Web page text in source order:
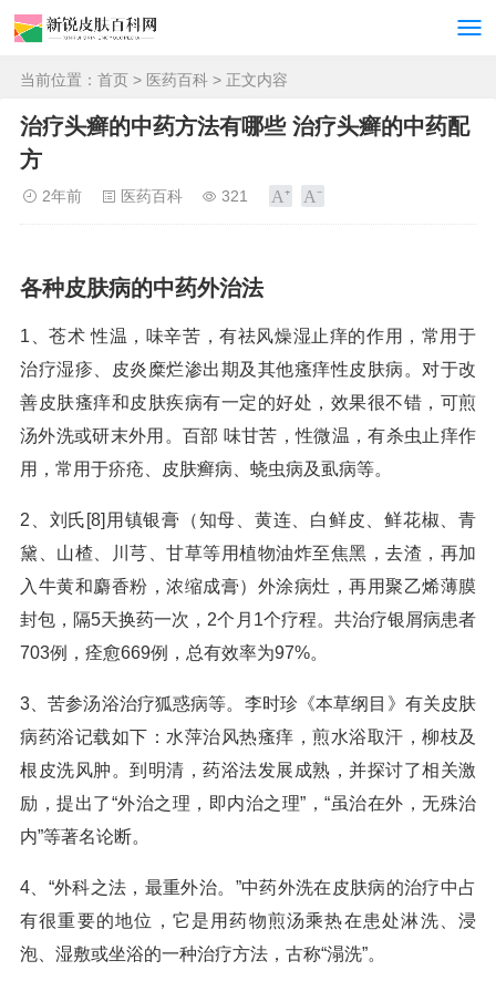
当前位置： 首页 > 医药百科 > 正文内容
治疗头癣的中药方法有哪些 治疗头癣的中药配
方
2年前 医药百科 321
各种皮肤病的中药外治法
1、苍术 性温，味辛苦，有祛风燥湿止痒的作用，常用于
治疗湿疹、皮炎糜烂渗出期及其他瘙痒性皮肤病。对于改
善皮肤瘙痒和皮肤疾病有一定的好处，效果很不错，可煎
汤外洗或研末外用。百部 味甘苦，性微温，有杀虫止痒作
用，常用于疥疮、皮肤癣病、蛲虫病及虱病等。
2、刘氏[8]用镇银膏（知母、黄连、白鲜皮、鲜花椒、青
黛、山楂、川芎、甘草等用植物油炸至焦黑，去渣，再加
入牛黄和麝香粉，浓缩成膏）外涂病灶，再用聚乙烯薄膜
封包，隔5天换药一次，2个月1个疗程。共治疗银屑病患者
703例，痊愈669例，总有效率为97%。
3、苦参汤浴治疗狐惑病等。李时珍《本草纲目》有关皮肤
病药浴记载如下：水萍治风热瘙痒，煎水浴取汗，柳枝及
根皮洗风肿。到明清，药浴法发展成熟，并探讨了相关激
励，提出了“外治之理，即内治之理”，“虽治在外，无殊治
内”等著名论断。
4、“外科之法，最重外治。”中药外洗在皮肤病的治疗中占
有很重要的地位，它是用药物煎汤乘热在患处淋洗、浸
泡、湿敷或坐浴的一种治疗方法，古称“溻洗”。